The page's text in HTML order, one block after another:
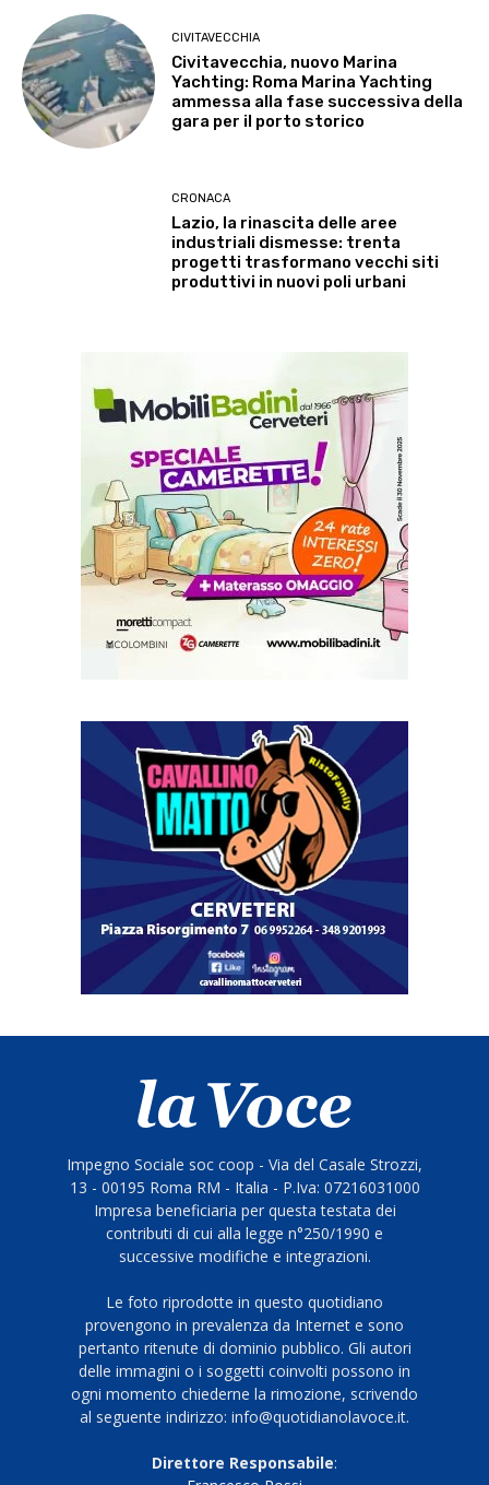
CIVITAVECCHIA
Civitavecchia, nuovo Marina
Yachting: Roma Marina Yachting
ammessa alla fase successiva della
gara per il porto storico
CRONACA
Lazio, la rinascita delle aree
industriali dismesse: trenta
progetti trasformano vecchi siti
produttivi in nuovi poli urbani
Impegno Sociale soc coop - Via del Casale Strozzi,
13 - 00195 Roma RM - Italia - P.Iva: 07216031000
Impresa beneficiaria per questa testata dei
contributi di cui alla legge n°250/1990 e
successive modifiche e integrazioni.
Le foto riprodotte in questo quotidiano
provengono in prevalenza da Internet e sono
pertanto ritenute di dominio pubblico. Gli autori
delle immagini o i soggetti coinvolti possono in
ogni momento chiederne la rimozione, scrivendo
al seguente indirizzo: info@quotidianolavoce.it.
Direttore Responsabile: